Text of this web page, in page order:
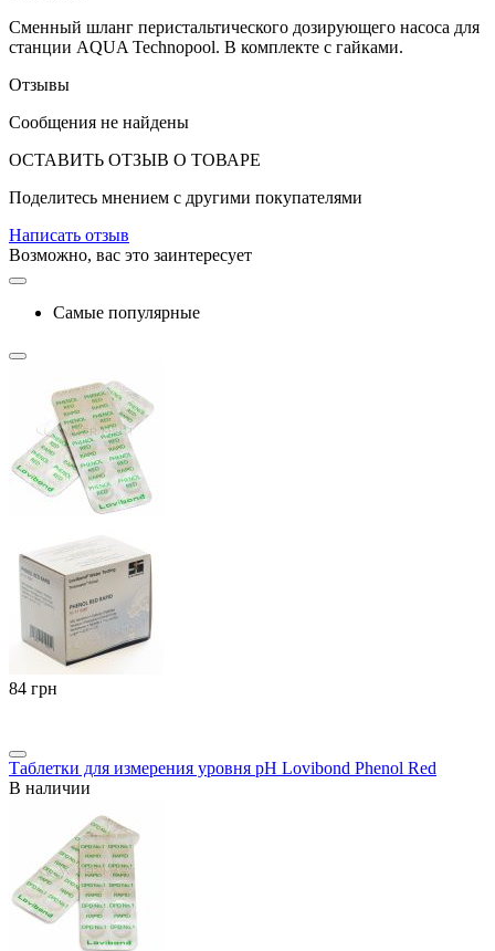
Сменный шланг перистальтического дозирующего насоса для
станции AQUA Technopool. В комплекте с гайками.
Отзывы
Сообщения не найдены
ОСТАВИТЬ ОТЗЫВ О ТОВАРЕ
Поделитесь мнением с другими покупателями
Написать отзыв
Возможно, вас это заинтересует
Самые популярные
‍84‍ грн
Таблетки для измерения уровня pH Lovibond Phenol Red
В наличии